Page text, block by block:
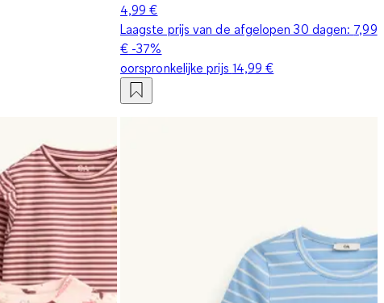
4,99 €
Laagste prijs van de afgelopen 30 dagen: 7,99
€ -37%
oorspronkelijke prijs 14,99 €